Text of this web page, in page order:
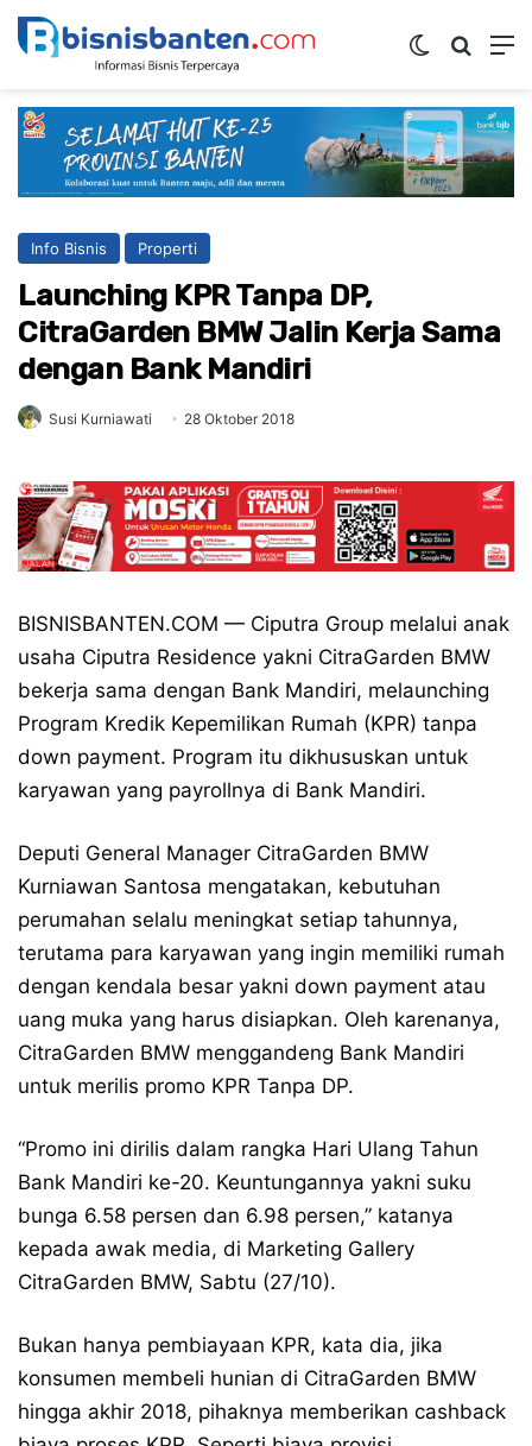
Switch skin
Info Bisnis Properti
Launching KPR Tanpa DP,
CitraGarden BMW Jalin Kerja Sama
dengan Bank Mandiri
Susi Kurniawati 28 Oktober 2018
BISNISBANTEN.COM — Ciputra Group melalui anak
usaha Ciputra Residence yakni CitraGarden BMW
bekerja sama dengan Bank Mandiri, melaunching
Program Kredik Kepemilikan Rumah (KPR) tanpa
down payment. Program itu dikhususkan untuk
karyawan yang payrollnya di Bank Mandiri.
Deputi General Manager CitraGarden BMW
Kurniawan Santosa mengatakan, kebutuhan
perumahan selalu meningkat setiap tahunnya,
terutama para karyawan yang ingin memiliki rumah
dengan kendala besar yakni down payment atau
uang muka yang harus disiapkan. Oleh karenanya,
CitraGarden BMW menggandeng Bank Mandiri
untuk merilis promo KPR Tanpa DP.
“Promo ini dirilis dalam rangka Hari Ulang Tahun
Bank Mandiri ke-20. Keuntungannya yakni suku
bunga 6.58 persen dan 6.98 persen,” katanya
kepada awak media, di Marketing Gallery
CitraGarden BMW, Sabtu (27/10).
Bukan hanya pembiayaan KPR, kata dia, jika
konsumen membeli hunian di CitraGarden BMW
hingga akhir 2018, pihaknya memberikan cashback